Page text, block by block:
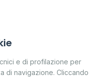
e del Made in Italy
quotidiano
e di profilazione per
di navigazione. Cliccando